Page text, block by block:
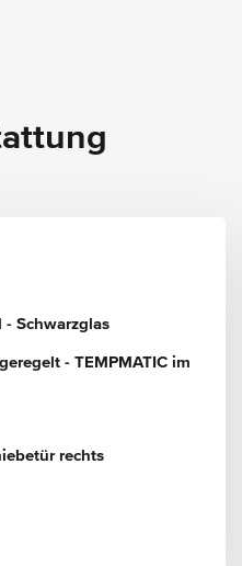
Schwarzglas
- TEMPMATIC im
rechts